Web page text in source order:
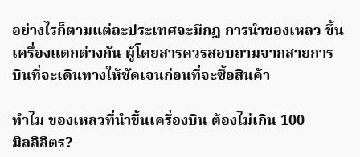
อย่างไรก็ตามแต่ละประเทศจะมีกฎ การนำของเหลว ขึ้น
เครื่องแตกต่างกัน ผู้โดยสารควรสอบถามจากสายการ
บินที่จะเดินทางให้ชัดเจนก่อนที่จะซื้อสินค้า
ทำไม ของเหลวที่นำขึ้นเครื่องบิน ต้องไม่เกิน 100
มิลลิลิตร?